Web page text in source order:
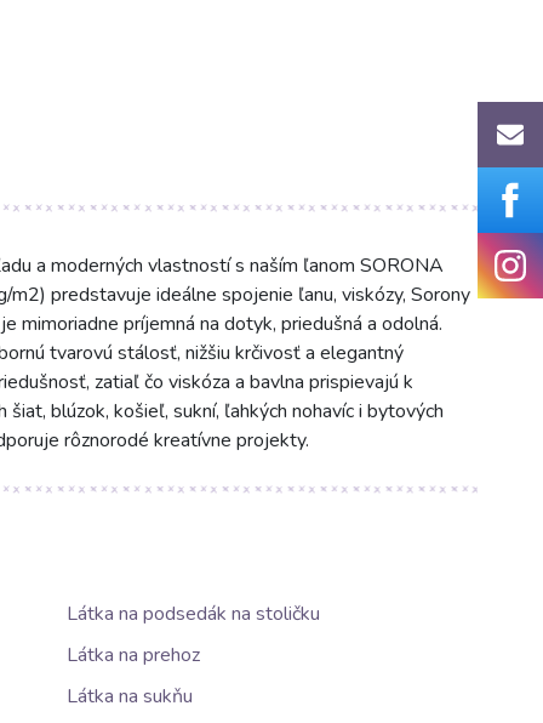
a moderných vlastností s naším ľanom SORONA
predstavuje ideálne spojenie ľanu, viskózy, Sorony
mimoriadne príjemná na dotyk, priedušná a odolná.
tvarovú stálosť, nižšiu krčivosť a elegantný
zatiaľ čo viskóza a bavlna prispievajú k
blúzok, košieľ, sukní, ľahkých nohavíc i bytových
rôznorodé kreatívne projekty.
Látka na podsedák na stoličku
Látka na prehoz
Látka na sukňu